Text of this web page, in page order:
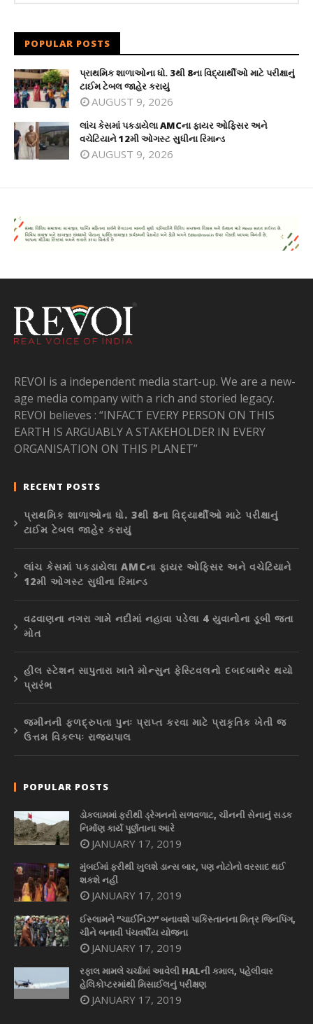
POPULAR POSTS
પ્રાથમિક શાળાઓના ધો. 3થી 8ના વિદ્યાર્થીઓ માટે પરીક્ષાનું
ટાઈમ ટેબલ જાહેર કરાયું
AUGUST 9, 2026
લાંચ કેસમાં પકડાયેલા AMCના ફાયર ઓફિસર અને
વચેટિયાને 12મી ઓગસ્ટ સુધીના રિમાન્ડ
AUGUST 9, 2026
REVOI is a independent media start-up. We are a new-
age media company with a rich and storied legacy.
REVOI believes : “INFACT EVERY PERSON ON THIS
EARTH IS ARGUABLY A STAKEHOLDER IN EVERY
ORGANISATION ON THIS PLANET”
RECENT POSTS
પ્રાથમિક શાળાઓના ધો. 3થી 8ના વિદ્યાર્થીઓ માટે પરીક્ષાનું
ટાઈમ ટેબલ જાહેર કરાયું
લાંચ કેસમાં પકડાયેલા AMCના ફાયર ઓફિસર અને વચેટિયાને
12મી ઓગસ્ટ સુધીના રિમાન્ડ
વઢવાણના નગરા ગામે નદીમાં નહાવા પડેલા 4 યુવાનોના ડૂબી જતા
મોત
હીલ સ્ટેશન સાપુતારા ખાતે મોન્સુન ફેસ્ટિવલનો દબદબાભેર થયો
પ્રારંભ
જમીનની ફળદ્રુપતા પુનઃ પ્રાપ્ત કરવા માટે પ્રાકૃતિક ખેતી જ
ઉત્તમ વિકલ્પઃ રાજ્યપાલ
POPULAR POSTS
ડોકલામમાં ફરીથી ડ્રેગનનો સળવળાટ, ચીનની સેનાનું સડક
નિર્માણ કાર્ય પૂર્ણતાના આરે
JANUARY 17, 2019
મુંબઈમાં ફરીથી ખુલશે ડાન્સ બાર, પણ નોટોનો વરસાદ થઈ
શકશે નહીં
JANUARY 17, 2019
ઈસ્લામને “ચાઈનિઝ” બનાવશે પાકિસ્તાનના મિત્ર જિનપિંગ,
ચીને બનાવી પંચવર્ષીય યોજના
JANUARY 17, 2019
રફાલ મામલે ચર્ચામાં આવેલી HALની કમાલ, પહેલીવાર
હેલિકોપ્ટરમાંથી મિસાઈલનું પરીક્ષણ
JANUARY 17, 2019